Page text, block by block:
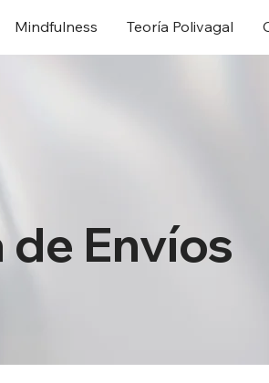
Mindfulness Teoría Polivagal
de Envíos